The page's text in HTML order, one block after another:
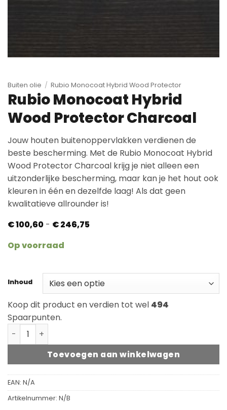
Buiten olie / Rubio Monocoat Hybrid Wood Protector
Rubio Monocoat Hybrid
Wood Protector Charcoal
Jouw houten buitenoppervlakken verdienen de
beste bescherming. Met de Rubio Monocoat Hybrid
Wood Protector Charcoal krijg je niet alleen een
uitzonderlijke bescherming, maar kan je het hout ook
kleuren in één en dezelfde laag! Als dat geen
kwalitatieve allrounder is!
€100,60 - €246,75Prijsklasse:
Op voorraad
Inhoud
Koop dit product en verdien tot wel 494
Spaarpunten.
Rubio Monocoat Hybrid Wood Protector Charcoal
Toevoegen aan winkelwagen
EAN: N/A
Artikelnummer: N/B